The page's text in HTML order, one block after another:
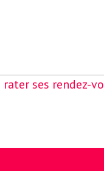
ses rendez-